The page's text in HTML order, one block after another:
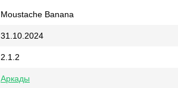
Moustache Banana
31.10.2024
2.1.2
Аркады